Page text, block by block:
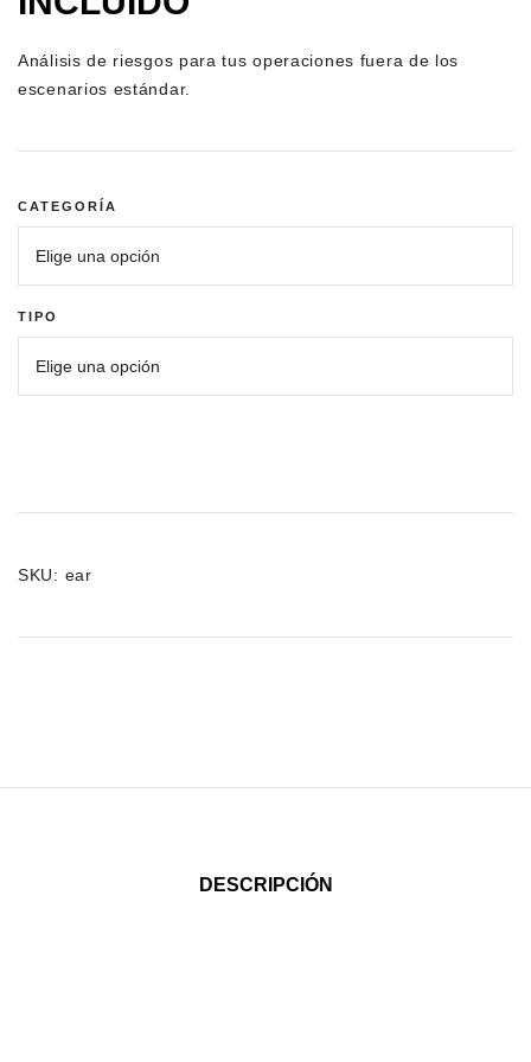
DESDE
HASTA
Análisis de riesgos para tus operaciones fuera de los
escenarios estándar.
CATEGORÍA
TIPO
SKU: ear
DESCRIPCIÓN